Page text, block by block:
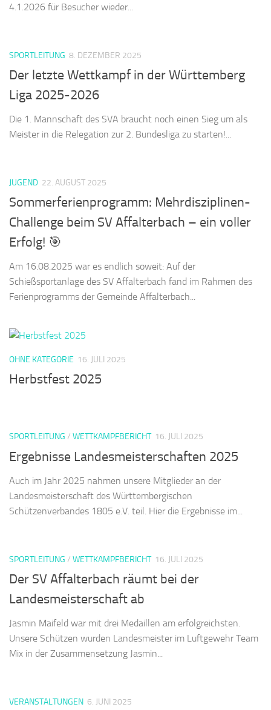
4.1.2026 für Besucher wieder...
SPORTLEITUNG 8. DEZEMBER 2025
Der letzte Wettkampf in der Württemberg
Liga 2025-2026
Die 1. Mannschaft des SVA braucht noch einen Sieg um als
Meister in die Relegation zur 2. Bundesliga zu starten!...
JUGEND 22. AUGUST 2025
Sommerferienprogramm: Mehrdisziplinen-
Challenge beim SV Affalterbach – ein voller
Erfolg! 🎯
Am 16.08.2025 war es endlich soweit: Auf der
Schießsportanlage des SV Affalterbach fand im Rahmen des
Ferienprogramms der Gemeinde Affalterbach...
OHNE KATEGORIE 16. JULI 2025
Herbstfest 2025
SPORTLEITUNG / WETTKAMPFBERICHT 16. JULI 2025
Ergebnisse Landesmeisterschaften 2025
Auch im Jahr 2025 nahmen unsere Mitglieder an der
Landesmeisterschaft des Württembergischen
Schützenverbandes 1805 e.V. teil. Hier die Ergebnisse im...
SPORTLEITUNG / WETTKAMPFBERICHT 16. JULI 2025
Der SV Affalterbach räumt bei der
Landesmeisterschaft ab
Jasmin Maifeld war mit drei Medaillen am erfolgreichsten.
Unsere Schützen wurden Landesmeister im Luftgewehr Team
Mix in der Zusammensetzung Jasmin...
VERANSTALTUNGEN 6. JUNI 2025